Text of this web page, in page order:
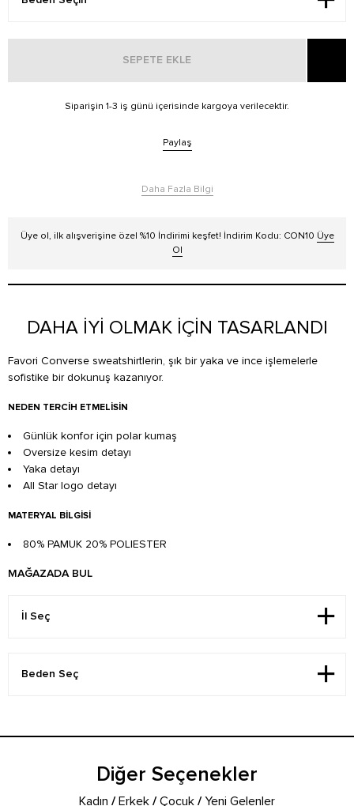
SEPETE EKLE
Siparişin 1-3 iş günü içerisinde kargoya verilecektir.
Paylaş
Daha Fazla Bilgi
Üye ol, ilk alışverişine özel %10 İndirimi keşfet! İndirim Kodu: CON10 Üye
Ol
DAHA İYİ OLMAK İÇİN TASARLANDI
Favori Converse sweatshirtlerin, şık bir yaka ve ince işlemelerle
sofistike bir dokunuş kazanıyor.
NEDEN TERCIH ETMELISIN
Günlük konfor için polar kumaş
Oversize kesim detayı
Yaka detayı
All Star logo detayı
MATERYAL BILGISI
80% PAMUK 20% POLIESTER
MAĞAZADA BUL
Diğer Seçenekler
Kadın /Erkek /Çocuk /Yeni Gelenler